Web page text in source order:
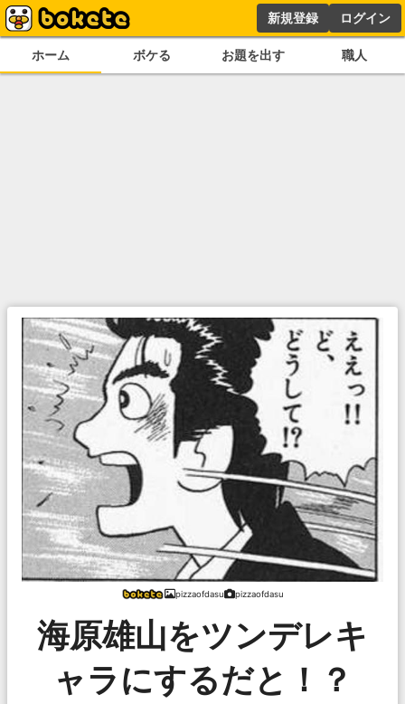
新規登録 ログイン
ホーム ボケる お題を出す 職人
pizzaofdasu pizzaofdasu
海原雄山をツンデレキ
ャラにするだと！？